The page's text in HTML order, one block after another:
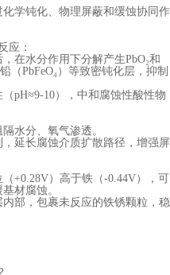
学钝化、物理屏蔽和缓蚀协同作
应：
在水分作用下分解产生PbO₂和
（PbFeO₄）等致密钝化层，抑制
pH≈9-10），中和腐蚀性酸性物
水分、氧气渗透。
延长腐蚀介质扩散路径，增强屏
+0.28V）高于铁（-0.44V），可
材腐蚀。
部，包裹未反应的铁锈颗粒，稳